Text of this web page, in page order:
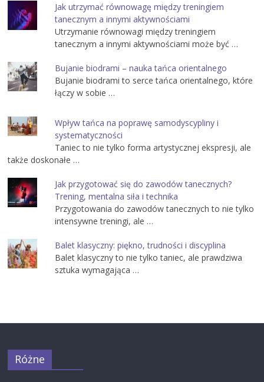
Jak utrzymać równowagę między treningiem
tanecznym a innymi aktywnościami
Utrzymanie równowagi między treningiem
tanecznym a innymi aktywnościami może być …
Bujanie biodrami – nauka tańca orientalnego
Bujanie biodrami to serce tańca orientalnego, które
łączy w sobie …
Wpływ tańca na poprawę samodyscypliny i
systematyczności
Taniec to nie tylko forma artystycznej ekspresji, ale
także doskonałe …
Jak przygotować się do zawodów tanecznych?
Trening, mentalna siła i technika
Przygotowania do zawodów tanecznych to nie tylko
intensywne treningi, ale …
Balet klasyczny: piękno, trudności i discyplina
Balet klasyczny to nie tylko taniec, ale prawdziwa
sztuka wymagająca …
Różne